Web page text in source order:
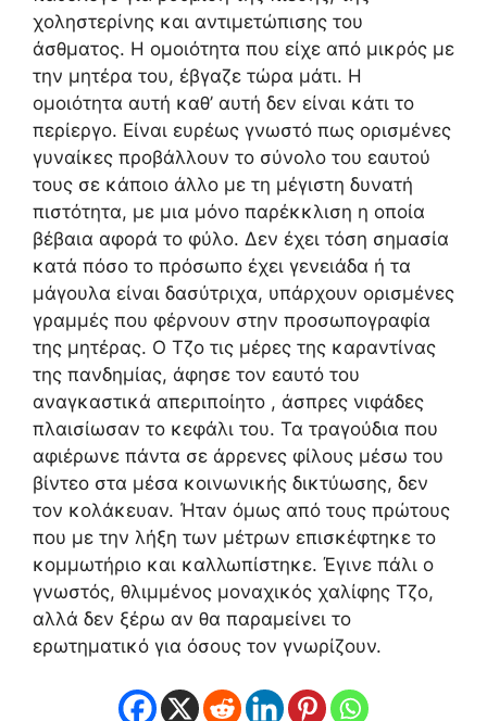
χοληστερίνης και αντιμετώπισης του
άσθματος. Η ομοιότητα που είχε από μικρός με
την μητέρα του, έβγαζε τώρα μάτι. Η
ομοιότητα αυτή καθ’ αυτή δεν είναι κάτι το
περίεργο. Είναι ευρέως γνωστό πως ορισμένες
γυναίκες προβάλλουν το σύνολο του εαυτού
τους σε κάποιο άλλο με τη μέγιστη δυνατή
πιστότητα, με μια μόνο παρέκκλιση η οποία
βέβαια αφορά το φύλο. Δεν έχει τόση σημασία
κατά πόσο το πρόσωπο έχει γενειάδα ή τα
μάγουλα είναι δασύτριχα, υπάρχουν ορισμένες
γραμμές που φέρνουν στην προσωπογραφία
της μητέρας. Ο Τζο τις μέρες της καραντίνας
της πανδημίας, άφησε τον εαυτό του
αναγκαστικά απεριποίητο , άσπρες νιφάδες
πλαισίωσαν το κεφάλι του. Τα τραγούδια που
αφιέρωνε πάντα σε άρρενες φίλους μέσω του
βίντεο στα μέσα κοινωνικής δικτύωσης, δεν
τον κολάκευαν. Ήταν όμως από τους πρώτους
που με την λήξη των μέτρων επισκέφτηκε το
κομμωτήριο και καλλωπίστηκε. Έγινε πάλι ο
γνωστός, θλιμμένος μοναχικός χαλίφης Τζο,
αλλά δεν ξέρω αν θα παραμείνει το
ερωτηματικό για όσους τον γνωρίζουν.